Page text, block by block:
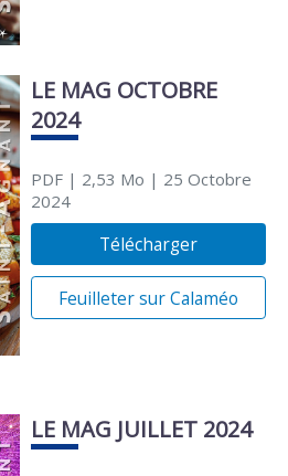
LE MAG OCTOBRE
2024
PDF| 2,53 Mo | 25 Octobre
2024
Télécharger
Feuilleter sur Calaméo
LE MAG JUILLET 2024